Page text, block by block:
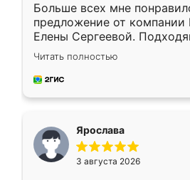
Больше всех мне
предложение от компании
Елены Сергеевой.
короткие сроки
для замера сотрудник
предложил по моему
Читать полностью
Ярослава
3 августа 2026